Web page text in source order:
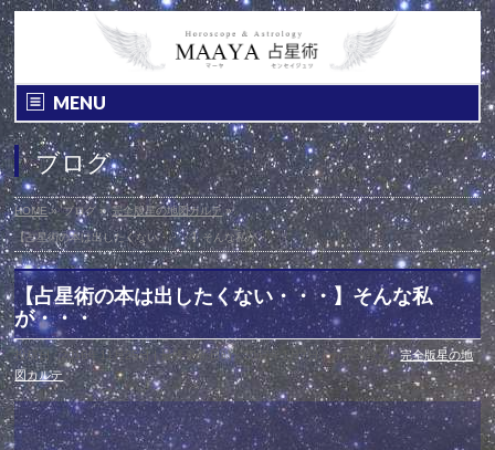
MENU
ブログ
HOME» ブログ » 完全版星の地図カルテ»
【占星術の本は出したくない・・・】そんな私が・・・
【占星術の本は出したくない・・・】そんな私
が・・・
投稿日 : 2016年11月25日 最終更新日時 : 2017年1月7日 カテゴリー :完全版星の地
図カルテ